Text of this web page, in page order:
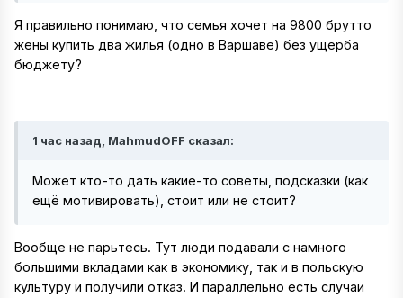
Я правильно понимаю, что семья хочет на 9800 брутто
жены купить два жилья (одно в Варшаве) без ущерба
бюджету?
1 час назад, MahmudOFF сказал:
Может кто-то дать какие-то советы, подсказки (как
ещё мотивировать), стоит или не стоит?
Вообще не парьтесь. Тут люди подавали с намного
большими вкладами как в экономику, так и в польскую
культуру и получили отказ. И параллельно есть случаи